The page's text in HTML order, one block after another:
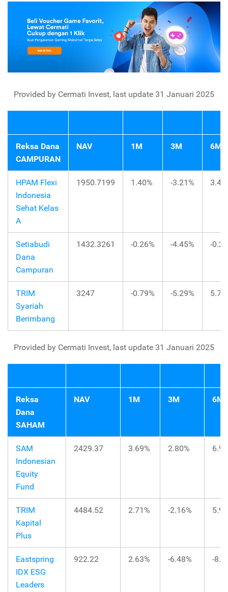
Provided by Cermati Invest, last update 31 Januari 2025
Reksa Dana
CAMPURAN
NAV 1M 3M 6M
HPAM Flexi
Indonesia
Sehat Kelas
A
1950.7199 1.40% -3.21%
Setiabudi
Dana
Campuran
1432.3261 -0.26% -4.45% -
TRIM
Syariah
Berimbang
3247 -0.79% -5.29%
Provided by Cermati Invest, last update 31 Januari 2025
Reksa
Dana
SAHAM
NAV 1M 3M 6M
SAM
Indonesian
Equity
Fund
2429.37 3.69% 2.80%
TRIM
Kapital
Plus
4484.52 2.71% -2.16%
Eastspring
IDX ESG
Leaders
922.22 2.63% -6.48% -